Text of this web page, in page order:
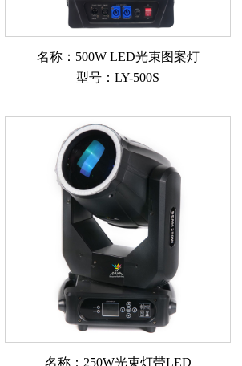
名称：500W LED光束图案灯
型号：LY-500S
名称：250W光束灯带LED